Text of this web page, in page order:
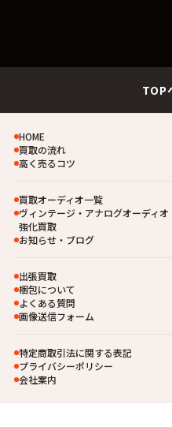
TOP
HOME
買取の流れ
高く売るコツ
買取オーディオ一覧
ヴィンテージ・アナログオーディオ
強化買取
お知らせ・ブログ
出張買取
梱包について
よくある質問
画像送信フォーム
特定商取引法に関する表記
プライバシーポリシー
会社案内